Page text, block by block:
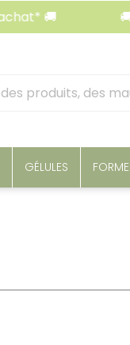
🚚 Frais de
GÉLULES